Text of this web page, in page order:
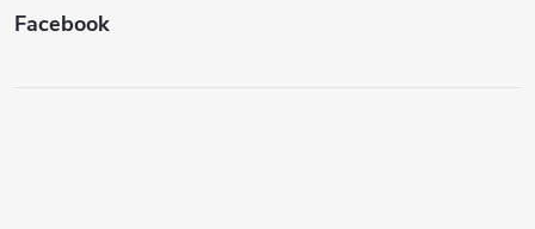
Facebook